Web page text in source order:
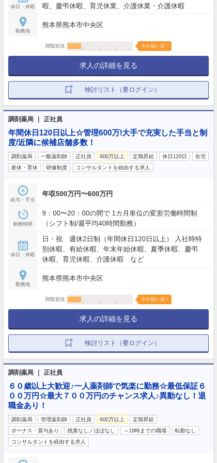
休日・休暇
暇、慶弔休暇、育児休業、介護休業・介護休暇
勤務地
熊本県熊本市中央区
閲覧状況 今が狙い目！
求人の詳細を見る
検討リスト（要ログイン）
調剤薬局 ｜ 正社員
年間休日120日以上☆管理600万!大手で充実した手当と制
度/近隣に候補店舗多数！
調剤薬局 一般薬剤師 正社員 600万以上 定期昇給 休日120日
在宅
産休・育休
研修制度 コンサルタントを経由する求人
給与・手当
年収500万円〜600万円
勤務時間
9：00〜20：00の間で 1カ月単位の変形労働時間制
（シフト制/週平均40時間勤務）
休日・休暇
日・祝 週休2日制（年間休日120日以上） 入社時特
別休暇、有給休暇、年末年始休暇、夏季休暇、慶弔
休暇、育児休暇、介護休暇 など
勤務地
熊本県熊本市中央区
閲覧状況 今が狙い目！
求人の詳細を見る
検討リスト（要ログイン）
調剤薬局 ｜ 正社員
６０歳以上大歓迎♪一人薬剤師で気楽に勤務☆最低保証６
００万円☆最大７００万円のチャンス求人♪異動なし！退
職金あり！
調剤薬局 管理薬剤師 正社員 600万以上
定期昇給
ボーナス・賞与あり
残業なし／ほぼなし ～18時までの職場
転勤なし
コンサルタントを経由する求人